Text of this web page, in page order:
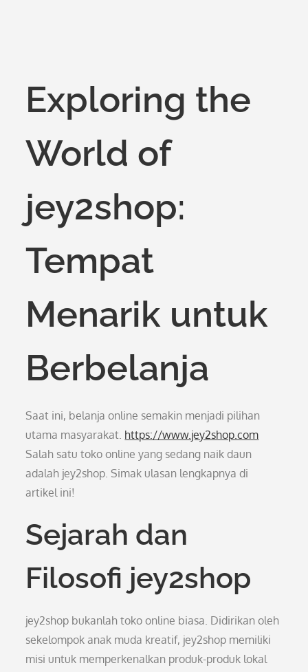
Exploring the
World of
jey2shop:
Tempat
Menarik untuk
Berbelanja
Saat ini, belanja online semakin menjadi pilihan
utama masyarakat. https://www.jey2shop.com
Salah satu toko online yang sedang naik daun
adalah jey2shop. Simak ulasan lengkapnya di
artikel ini!
Sejarah dan
Filosofi jey2shop
jey2shop bukanlah toko online biasa. Didirikan oleh
sekelompok anak muda kreatif, jey2shop memiliki
misi untuk memperkenalkan produk-produk lokal